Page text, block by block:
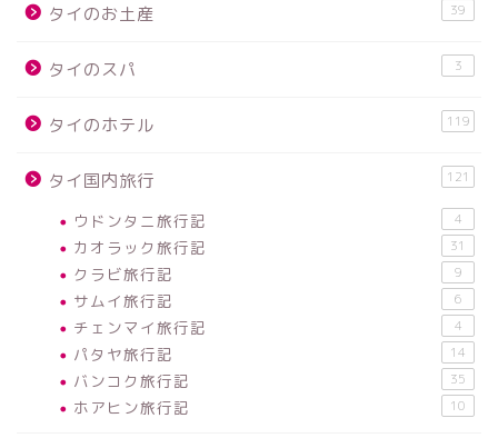
タイのお土産 39
タイのスパ 3
タイのホテル 119
タイ国内旅行 121
ウドンタニ旅行記 4
カオラック旅行記 31
クラビ旅行記 9
サムイ旅行記 6
チェンマイ旅行記 4
パタヤ旅行記 14
バンコク旅行記 35
ホアヒン旅行記 10